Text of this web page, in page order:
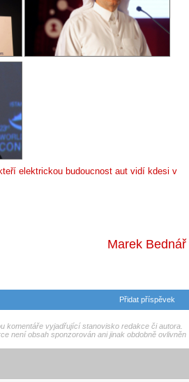
elektrickou budoucnost aut vidí kdesi v
Marek Bednář
Přidat příspěvek
komentáře vyjadřující stanovisko redakce či autora.
není obsah sponzorován ani jinak obdobně ovlivněn